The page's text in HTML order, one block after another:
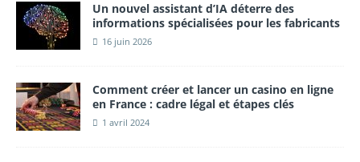
Un nouvel assistant d’IA déterre des
informations spécialisées pour les fabricants
16 juin 2026
Comment créer et lancer un casino en ligne
en France : cadre légal et étapes clés
1 avril 2024